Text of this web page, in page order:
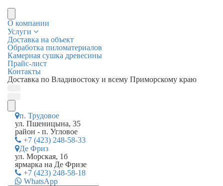
О компании
Услуги
Доставка на объект
Обработка пиломатериалов
Камерная сушка древесины
Прайс-лист
Контакты
Доставка по Владивостоку и всему Приморскому краю
п. Трудовое
ул. Пшеницына, 35
район - п. Угловое
+7 (423) 248-58-33
Де Фриз
ул. Морская, 1б
ярмарка на Де Фризе
+7 (423) 248-58-18
WhatsApp